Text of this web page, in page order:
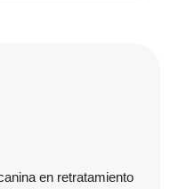
en retratamiento